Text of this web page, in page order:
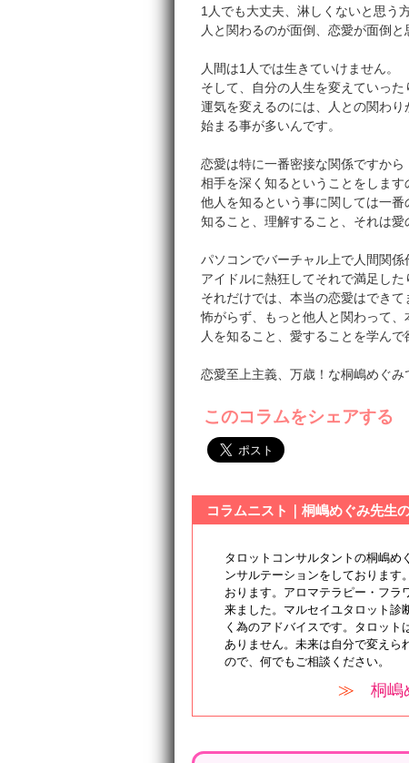
1人でも大丈夫、淋しくないと思う
人と関わるのが面倒、恋愛が面倒
人間は1人では生きていけません。
そして、自分の人生を変えていった
運気を変えるのには、人との関わり
始まる事が多いんです。
恋愛は特に一番密接な関係ですから
相手を深く知るということをします
他人を知るという事に関しては一番
知ること、理解すること、それは愛
パソコンでバーチャル上で人間関係
アイドルに熱狂してそれで満足した
それだけでは、本当の恋愛はできて
怖がらず、もっと他人と関わって、
人を知ること、愛することを学んで
恋愛至上主義、万歳！な桐嶋めぐみ
このコラムをシェアする
コラムニスト｜桐嶋めぐみ先生
タロットコンサルタントの桐嶋め
ンサルテーションをしております
おります。アロマテラピー・フラ
来ました。マルセイユタロット診
く為のアドバイスです。タロッ
ありません。未来は自分で変えら
ので、何でもご相談ください。
≫ 桐嶋